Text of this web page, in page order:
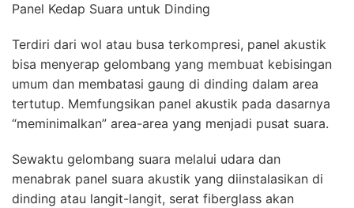
Panel Kedap Suara untuk Dinding
Terdiri dari wol atau busa terkompresi, panel akustik
bisa menyerap gelombang yang membuat kebisingan
umum dan membatasi gaung di dinding dalam area
tertutup. Memfungsikan panel akustik pada dasarnya
“meminimalkan” area-area yang menjadi pusat suara.
Sewaktu gelombang suara melalui udara dan
menabrak panel suara akustik yang diinstalasikan di
dinding atau langit-langit, serat fiberglass akan